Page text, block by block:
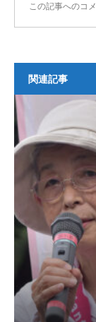
この記事へのコ
関連記事